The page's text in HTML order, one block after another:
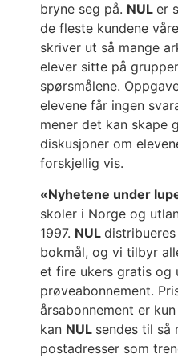
bryne seg på. NUL er
de fleste kundene
skriver ut så mange
elever sitte på
spørsmålene.
elevene får ingen
mener det kan skape
diskusjoner om
forskjellig vis.
«Nyhetene under
skoler i Norge og
1997. NUL
bokmål, og vi tilbyr
et fire ukers gratis og
prøveabonnement.
årsabonnement er
kan NUL sendes til så
postadresser som